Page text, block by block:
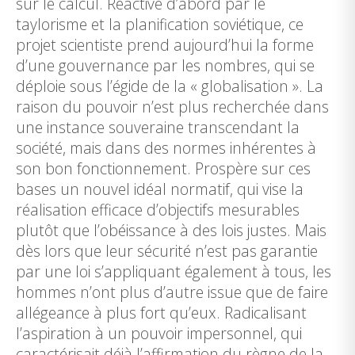
taylorisme et la planification soviétique, ce
projet scientiste prend aujourd’hui la forme
d’une gouvernance par les nombres, qui se
déploie sous l’égide de la « globalisation ». La
raison du pouvoir n’est plus recherchée dans
une instance souveraine transcendant la
société, mais dans des normes inhérentes à
son bon fonctionnement. Prospère sur ces
bases un nouvel idéal normatif, qui vise la
réalisation efficace d’objectifs mesurables
plutôt que l’obéissance à des lois justes. Mais
dès lors que leur sécurité n’est pas garantie
par une loi s’appliquant également à tous, les
hommes n’ont plus d’autre issue que de faire
allégeance à plus fort qu’eux. Radicalisant
l’aspiration à un pouvoir impersonnel, qui